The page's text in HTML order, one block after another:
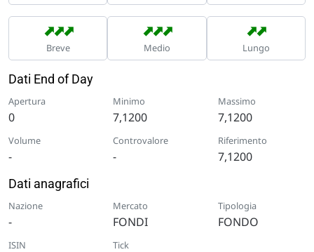
➡
➡
➡
Breve
➡
➡
➡
Medio
➡
➡
Lungo
Dati End of Day
Apertura
0
Minimo
7,1200
Massimo
7,1200
Volume
-
Controvalore
-
Riferimento
7,1200
Dati anagrafici
Nazione
-
Mercato
FONDI
Tipologia
FONDO
ISIN Tick